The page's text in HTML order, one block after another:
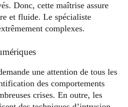
Donc, cette maîtrise assure
et fluide. Le spécialiste
complexes.
une attention de tous les
des comportements
crises. En outre, les